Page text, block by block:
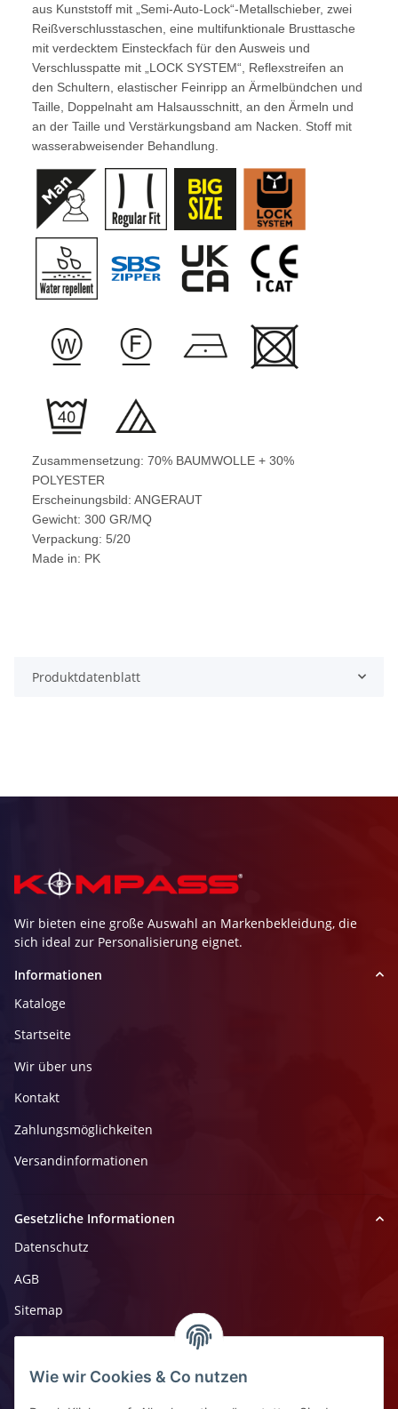
Wie wir Cookies & Co nutzen
aus Kunststoff mit „Semi-Auto-Lock“-Metallschieber, zwei
Reißverschlusstaschen, eine multifunktionale Brusttasche
mit verdecktem Einsteckfach für den Ausweis und
Verschlusspatte mit „LOCK SYSTEM“, Reflexstreifen an
den Schultern, elastischer Feinripp an Ärmelbündchen und
Taille, Doppelnaht am Halsausschnitt, an den Ärmeln und
an der Taille und Verstärkungsband am Nacken. Stoff mit
wasserabweisender Behandlung.
Zusammensetzung: 70% BAUMWOLLE + 30%
POLYESTER
Erscheinungsbild: ANGERAUT
Gewicht: 300 GR/MQ
Verpackung: 5/20
Made in: PK
Produktdatenblatt
Wir bieten eine große Auswahl an Markenbekleidung, die
sich ideal zur Personalisierung eignet.
Informationen
Kataloge
Startseite
Wir über uns
Kontakt
Zahlungsmöglichkeiten
Versandinformationen
Gesetzliche Informationen
Datenschutz
AGB
Sitemap
Impressum
Widerrufsrecht